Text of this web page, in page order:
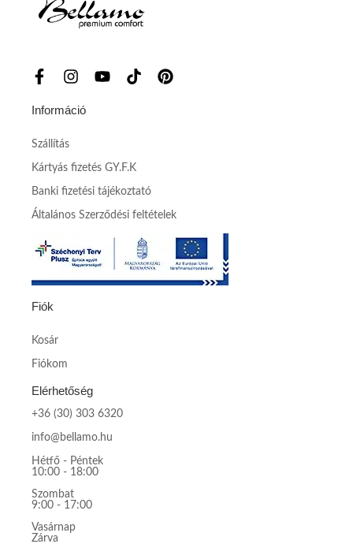
Információ
Szállítás
Kártyás fizetés GY.F.K
Banki fizetési tájékoztató
Általános Szerződési feltételek
Fiók
Kosár
Fiókom
Elérhetőség
+36 (30) 303 6320
info@bellamo.hu
Hétfő - Péntek
10:00 - 18:00
Szombat
9:00 - 17:00
Vasárnap
Zárva